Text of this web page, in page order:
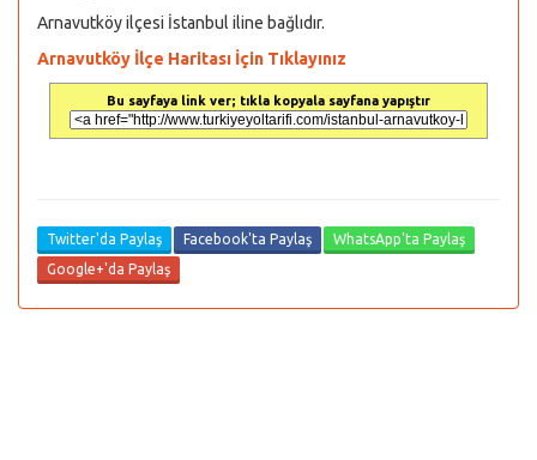
Arnavutköy ilçesi İstanbul iline bağlıdır.
Arnavutköy İlçe Haritası İçin Tıklayınız
Bu sayfaya link ver; tıkla kopyala sayfana yapıştır
Twitter'da Paylaş Facebook'ta Paylaş
WhatsApp'ta Paylaş
Google+'da Paylaş